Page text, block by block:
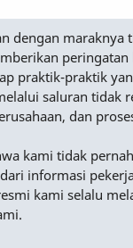
dengan
praktik-praktik
saluran tidak
dan
kami tidak
informasi
kami selalu